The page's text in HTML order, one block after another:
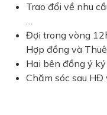
Trao đổi về nhu
…
Đợi trong vòng
Hợp đồng và
Hai bên đồng ý
Chăm sóc sau